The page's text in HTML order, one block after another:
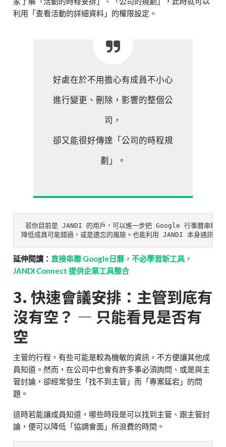
利用「查看活動的詳細資料」的權限設定。
好處在於不用擔心有成員不小心
進行變更、刪除，影響的整個公
司，
卻又能很好傳達「公司的時程規
劃」。
若你目前是 JANDI 的用戶，可以進一步把 Google 行事曆串聯進
降低成員可能錯過，或是遺忘的風險。也能利用 JANDI 本身通訊軟
延伸閱讀： 直接串聯 Google日曆，不必學習新工具，
JANDI Connect 提供企業工具整合
3. 快速會議安排：主管到底有
沒有空？ — 只能看見是否有
空
主管的行程，有些可能是較為機敏的資訊，不方便讓其他成
員知道。然而，在公司中也會有許多事必須詢問、或是與主
管討論，卻經常發生「找不到主管」而「專案延宕」的問
題。
這時若能讓成員知道，哪些時段是可以找到主管、跟主管討
論，便可以降低「協調會面」所浪費的時間。